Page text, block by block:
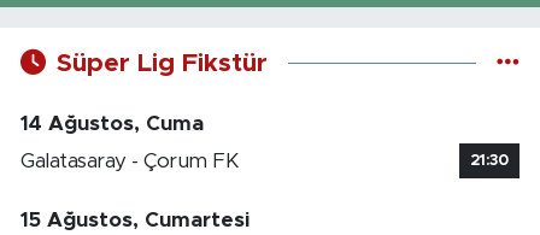
Süper Lig Fikstür
14 Ağustos, Cuma
Galatasaray - Çorum FK
21:30
15 Ağustos, Cumartesi